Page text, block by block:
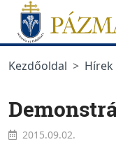
Ugrás a menüre
Ugrás a tartalomra
Kezdőoldal
Hírek
2015.09.02.